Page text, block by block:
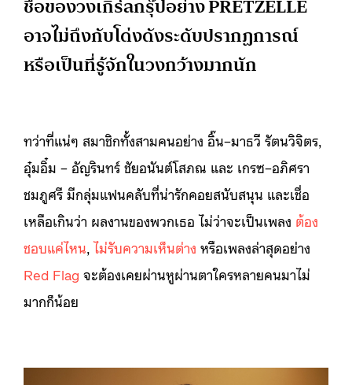
ชื่อของวงเกิร์ลกรุ๊ปอย่าง PRETZELLE
อาจไม่ถึงกับโด่งดังระดับปรากฏการณ์
หรือเป็นที่รู้จักในวงกว้างมากนัก
ทว่าที่แน่ๆ สมาชิกทั้งสามคนอย่าง อิ๊น–มาธวี รัตนวิจิตร,
อุ๋มอิ๋ม – อัญรินทร์ ชัยอนันต์โสภณ และ เกรซ–อภิศรา
ชมภูศรี มีกลุ่มแฟนคลับที่น่ารักคอยสนับสนุน และเชื่อ
เหลือเกินว่า ผลงานของพวกเธอ ไม่ว่าจะเป็นเพลง ต้อง
ชอบแค่ไหน ,ไม่รับความเห็นต่าง หรือเพลงล่าสุดอย่าง
Red Flag จะต้องเคยผ่านหูผ่านตาใครหลายคนมาไม่
มากก็น้อย